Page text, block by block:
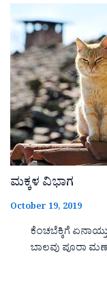
ಮಕ್ಕಳ ವಿಭಾಗ
October 19, 2019
ಕೆಂಚಬೆಕ್ಕಿಗೆ
ಬಾಲವು ಪೂರಾ